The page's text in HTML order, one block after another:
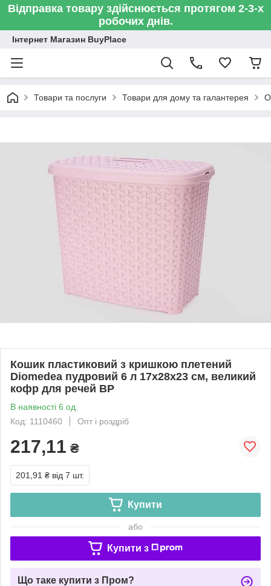
Відправка товару здійснюється протягом 2-3-х
робочих днів.
Інтернет Магазин BuyPlace
Товари та послуги Товари для дому та галантерея
Кошик пластиковий з кришкою плетений
Diomedea пудровий 6 л 17х28х23 см, великий
кофр для речей BP
В наявності 6 од.
Код: 1110460
Опт і роздріб
217,11 ₴
201,91 ₴ від 7 шт.
Купити
або
Купити з
Що таке купити з Пром?